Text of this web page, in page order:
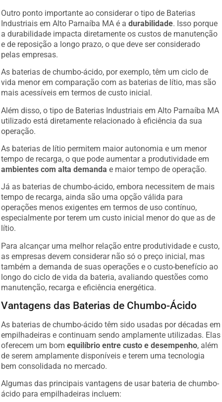
Outro ponto importante ao considerar o tipo de Baterias
Industriais em Alto Parnaíba MA é adurabilidade. Isso porque
a durabilidade impacta diretamente os custos de manutenção
e de reposição a longo prazo, o que deve ser considerado
pelas empresas.
As baterias de chumbo-ácido, por exemplo, têm um ciclo de
vida menor em comparação com as baterias de lítio, mas são
mais acessíveis em termos de custo inicial.
Além disso, o tipo de Baterias Industriais em Alto Parnaíba MA
utilizado está diretamente relacionado à eficiência da sua
operação.
As baterias de lítio permitem maior autonomia e um menor
tempo de recarga, o que pode aumentar a produtividade em
ambientes com alta demanda e maior tempo de operação.
Já as baterias de chumbo-ácido, embora necessitem de mais
tempo de recarga, ainda são uma opção válida para
operações menos exigentes em termos de uso contínuo,
especialmente por terem um custo inicial menor do que as de
lítio.
Para alcançar uma melhor relação entre produtividade e custo,
as empresas devem considerar não só o preço inicial, mas
também a demanda de suas operações e o custo-benefício ao
longo do ciclo de vida da bateria, avaliando questões como
manutenção, recarga e eficiência energética.
Vantagens das Baterias de Chumbo-Ácido
As baterias de chumbo-ácido têm sido usadas por décadas em
empilhadeiras e continuam sendo amplamente utilizadas. Elas
oferecem um bomequilíbrio entre custo e desempenho, além
de serem amplamente disponíveis e terem uma tecnologia
bem consolidada no mercado.
Algumas das principais vantagens de usar bateria de chumbo-
ácido para empilhadeiras incluem: